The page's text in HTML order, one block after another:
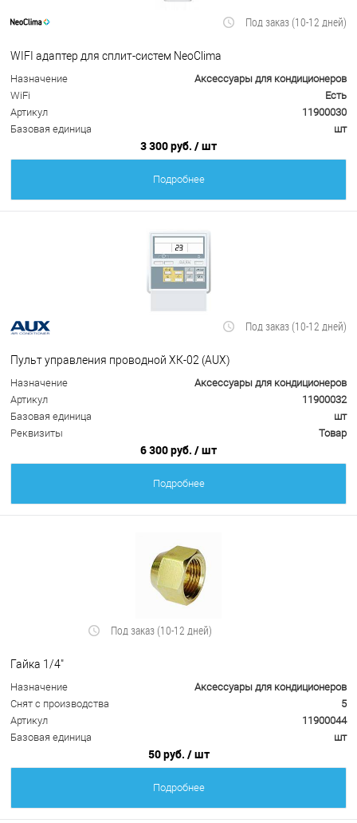
Под заказ (10-12 дней)
WIFI адаптер для сплит-систем NeoClima
Назначение
Аксессуары для кондиционеров
WiFi
Есть
Артикул
11900030
Базовая единица
шт
3 300 руб. / шт
Подробнее
Под заказ (10-12 дней)
Пульт управления проводной ХК-02 (AUX)
Назначение
Аксессуары для кондиционеров
Артикул
11900032
Базовая единица
шт
Реквизиты
Товар
6 300 руб. / шт
Подробнее
Под заказ (10-12 дней)
Гайка 1/4"
Назначение
Аксессуары для кондиционеров
Снят с производства
5
Артикул
11900044
Базовая единица
шт
50 руб. / шт
Подробнее